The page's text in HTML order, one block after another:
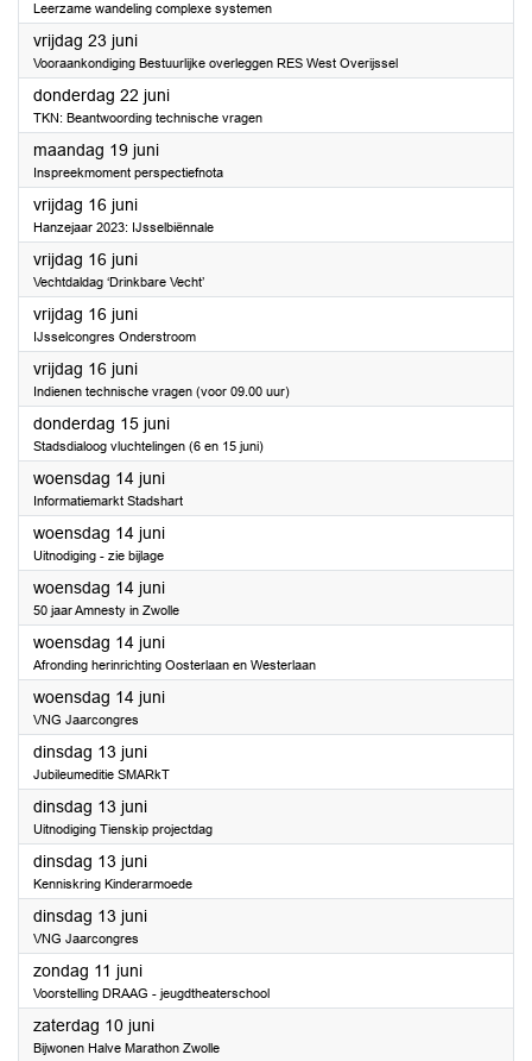
Leerzame wandeling complexe systemen
vrijdag 23 juni2023
Vooraankondiging Bestuurlijke overleggen RES West Overijssel
donderdag 22 juni2023
TKN: Beantwoording technische vragen
maandag 19 juni2023
Inspreekmoment perspectiefnota
vrijdag 16 juni2023
Hanzejaar 2023: IJsselbiënnale
vrijdag 16 juni2023
Vechtdaldag ‘Drinkbare Vecht’
vrijdag 16 juni2023
IJsselcongres Onderstroom
vrijdag 16 juni2023
Indienen technische vragen (voor 09.00 uur)
donderdag 15 juni2023
Stadsdialoog vluchtelingen (6 en 15 juni)
woensdag 14 juni2023
Informatiemarkt Stadshart
woensdag 14 juni2023
Uitnodiging - zie bijlage
woensdag 14 juni2023
50 jaar Amnesty in Zwolle
woensdag 14 juni2023
Afronding herinrichting Oosterlaan en Westerlaan
woensdag 14 juni2023
VNG Jaarcongres
dinsdag 13 juni2023
Jubileumeditie SMARkT
dinsdag 13 juni2023
Uitnodiging Tienskip projectdag
dinsdag 13 juni2023
Kenniskring Kinderarmoede
dinsdag 13 juni2023
VNG Jaarcongres
zondag 11 juni2023
Voorstelling DRAAG - jeugdtheaterschool
zaterdag 10 juni2023
Bijwonen Halve Marathon Zwolle